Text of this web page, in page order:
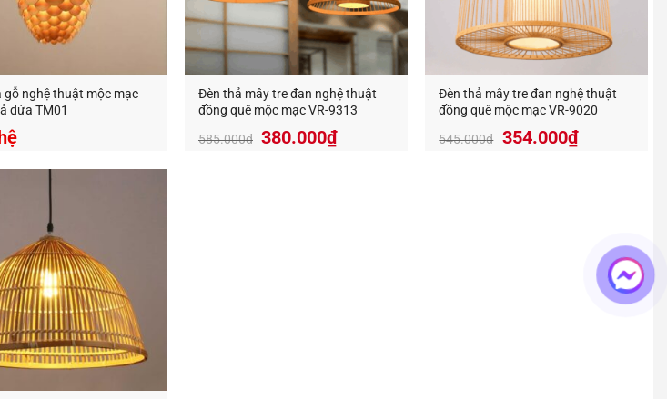
thiết kế và cung cấp các loại đèn trang trí decor, đa dạng mẫu mã và giá thành tốt nhất trên
Q.Bình Thạnh, Tp.Hồ Chí Minh
gỗ nghệ thuật mộc mạc
dứa TM01
Đèn thả mây tre đan nghệ thuật
đồng quê mộc mạc VR-9313
585.000₫ Giá
380.000₫Giá
Đèn thả mây tre đan nghệ thuật
đồng quê mộc mạc VR-9020
545.000₫
Giá
354.000₫Giá
hiện